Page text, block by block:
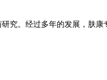
究。经过多年的发展，肤康